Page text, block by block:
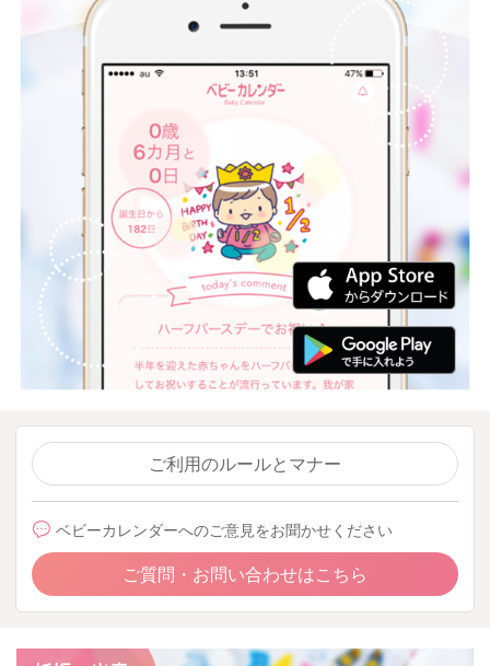
ご利用のルールとマナー
ベビーカレンダーへのご意見をお聞かせください
ご質問・お問い合わせはこちら